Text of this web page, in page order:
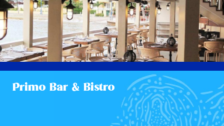
Primo Bar & Bistro